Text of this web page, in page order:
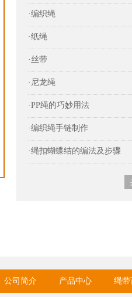
·编织绳
·纸绳
·丝带
·尼龙绳
·PP绳的巧妙用法
·编织绳手链制作
·绳扣蝴蝶结的编法及步骤
公司简介 产品中心 绳带